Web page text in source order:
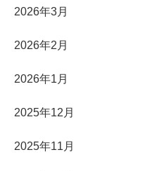
2026年3月
2026年2月
2026年1月
2025年12月
2025年11月